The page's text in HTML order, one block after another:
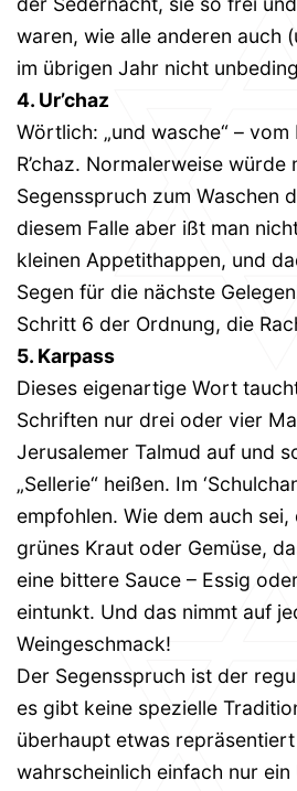
waren, wie alle anderen auch
im übrigen Jahr nicht
4. Ur’chaz
Wörtlich: „und wasche“ – vom
R’chaz. Normalerweise würde
Segensspruch zum Waschen
diesem Falle aber ißt man
kleinen Appetithappen, und
Segen für die nächste
Schritt 6 der Ordnung, die
5. Karpass
Dieses eigenartige Wort
Schriften nur drei oder vier
Jerusalemer Talmud auf und
„Sellerie“ heißen. Im
empfohlen. Wie dem auch
grünes Kraut oder Gemüse,
eine bittere Sauce – Essig
eintunkt. Und das nimmt auf
Weingeschmack!
Der Segensspruch ist der
es gibt keine spezielle
überhaupt etwas
wahrscheinlich einfach nur